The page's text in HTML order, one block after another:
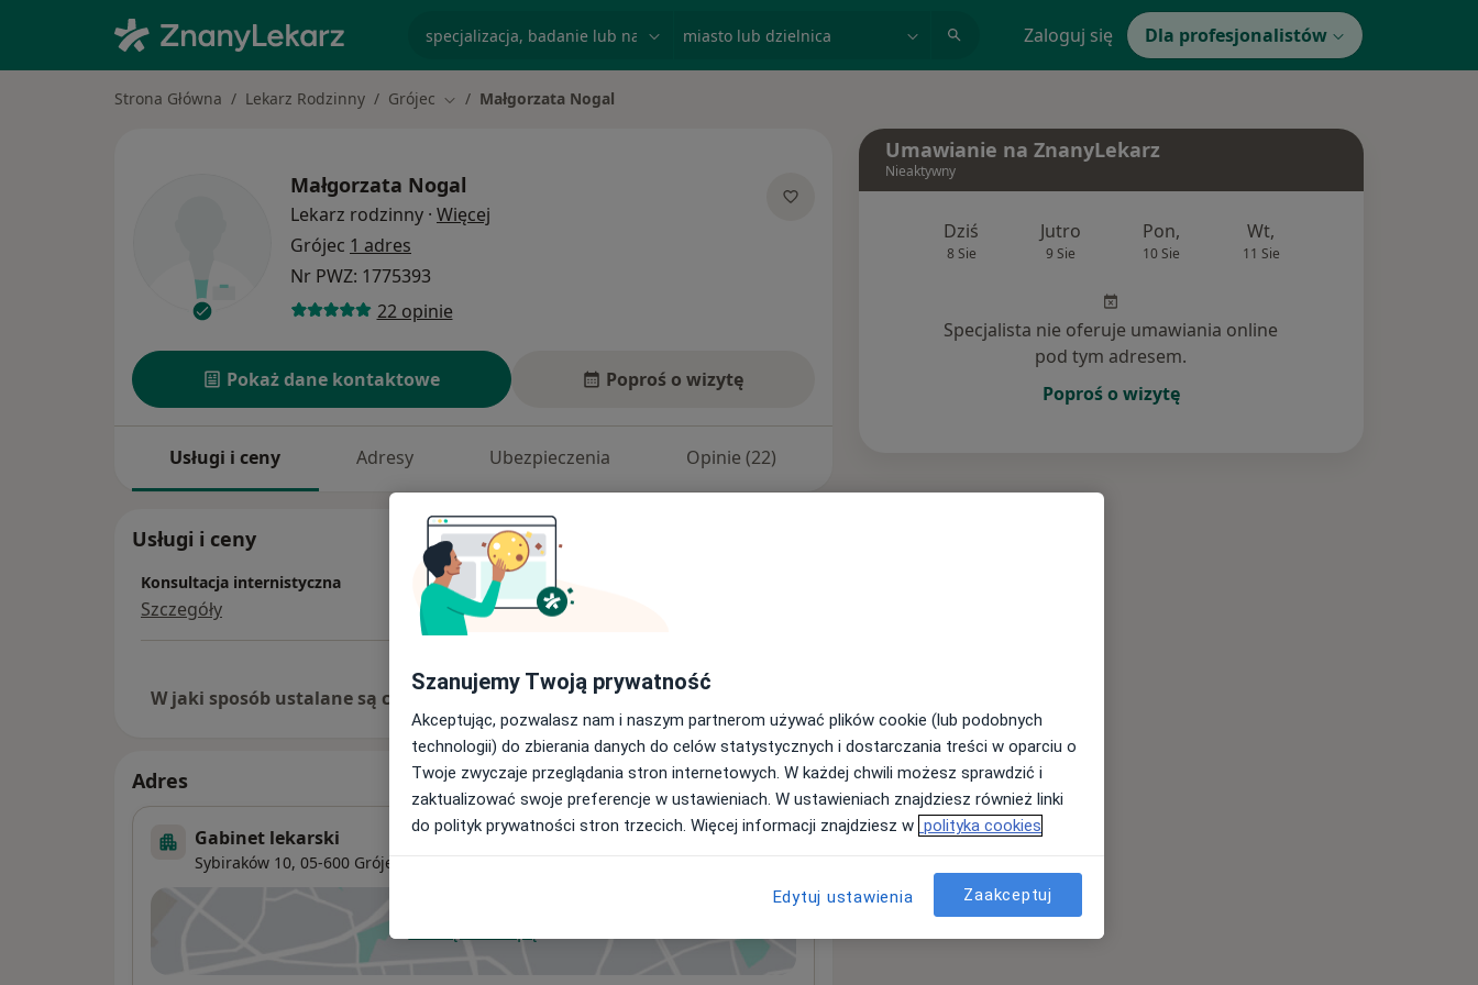
Zaloguj się Dla profesjonalistów
Strona Główna Lekarz Rodzinny Grójec Zmień miasto
Małgorzata Nogal
Małgorzata Nogal
Lekarz rodzinny · Więcej
Grójec 1 adres
Nr PWZ: 1775393
22 opinie
Pokaż dane kontaktowe Poproś o wizytę
Usługi i ceny Adresy Ubezpieczenia Opinie (22)
Usługi i ceny
Konsultacja internistyczna
Szczegóły
W jaki sposób ustalane są ceny?
Adres
Gabinet lekarski
Sybiraków 10, 05-600 Grójec
otwiera się w nowej karcie
Umawianie na ZnanyLekarz
Nieaktywny
Dziś
8 Sie
Jutro
9 Sie
Pon,
10 Sie
Wt,
11 Sie
Specjalista nie oferuje umawiania online
pod tym adresem.
Poproś o wizytę
Szanujemy Twoją prywatność
Akceptując, pozwalasz nam i naszym partnerom używać plików cookie (lub podobnych
technologii) do zbierania danych do celów statystycznych i dostarczania treści w oparciu o
Twoje zwyczaje przeglądania stron internetowych. W każdej chwili możesz sprawdzić i
zaktualizować swoje preferencje w ustawieniach. W ustawieniach znajdziesz również linki
do polityk prywatności stron trzecich. Więcej informacji znajdziesz w polityka cookies
Edytuj ustawienia Zaakceptuj